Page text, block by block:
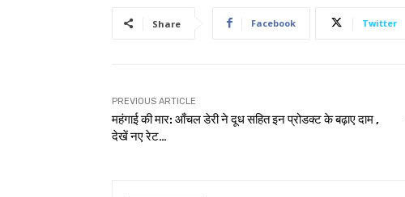
Share Facebook Twitter
PREVIOUS ARTICLE
महंगाई की मार: आँचल डेरी ने दूध सहित इन प्रोडक्ट के बढ़ाए दाम ,
देखें नए रेट…